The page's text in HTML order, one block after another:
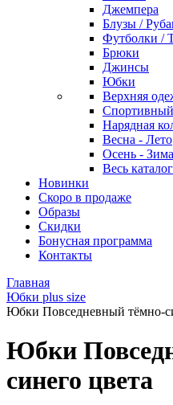
Джемпера
Блузы /
Футболки /
Брюки
Джинсы
Юбки
Верхняя
Нарядная
Весна - Лето
Осень - Зима
Весь каталог
Новинки
Скоро в продаже
Образы
Скидки
Бонусная программа
Контакты
Главная
Юбки plus size
Юбки Повседневный тёмно-
Юбки
синего цвета